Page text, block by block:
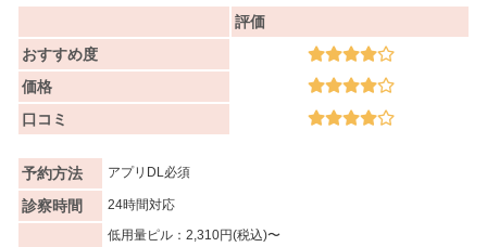
評価
おすすめ度
価格
口コミ
予約方法 アプリDL必須
診察時間 24時間対応
低用量ピル：2,310円(税込)〜